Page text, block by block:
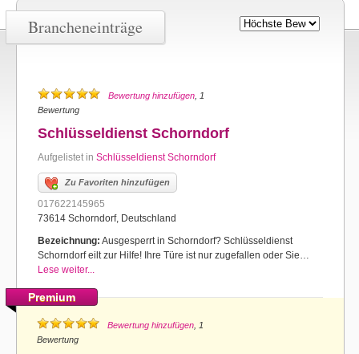
Brancheneinträge
Bewertung hinzufügen , 1
Bewertung
Schlüsseldienst Schorndorf
Aufgelistet in Schlüsseldienst Schorndorf
Zu Favoriten hinzufügen
017622145965
73614 Schorndorf, Deutschland
Bezeichnung: Ausgesperrt in Schorndorf? Schlüsseldienst
Schorndorf eilt zur Hilfe! Ihre Türe ist nur zugefallen oder Sie…
Lese weiter...
Premium
Bewertung hinzufügen , 1
Bewertung